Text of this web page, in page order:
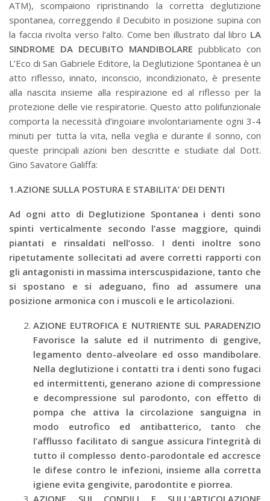
ATM), scompaiono ripristinando la corretta deglutizione
spontanea, correggendo il Decubito in posizione supina con
la faccia rivolta verso l’alto. Come ben illustrato dal libro LA
SINDROME DA DECUBITO MANDIBOLARE pubblicato con
L’Eco di San Gabriele Editore, la Deglutizione Spontanea è un
atto riflesso, innato, inconscio, incondizionato, è presente
alla nascita insieme alla respirazione ed al riflesso per la
protezione delle vie respiratorie. Questo atto polifunzionale
comporta la necessità d’ingoiare involontariamente ogni 3-4
minuti per tutta la vita, nella veglia e durante il sonno, con
queste principali azioni ben descritte e studiate dal Dott.
Gino Savatore Galiffa:
1.AZIONE SULLA POSTURA E STABILITA’ DEI DENTI
Ad ogni atto di Deglutizione Spontanea i denti sono
spinti verticalmente secondo l’asse maggiore, quindi
piantati e rinsaldati nell’osso. I denti inoltre sono
ripetutamente sollecitati ad avere corretti rapporti con
gli antagonisti in massima interscuspidazione, tanto che
si spostano e si adeguano, fino ad assumere una
posizione armonica con i muscoli e le articolazioni.
AZIONE EUTROFICA E NUTRIENTE SUL PARADENZIO
Favorisce la salute ed il nutrimento di gengive,
legamento dento-alveolare ed osso mandibolare.
Nella deglutizione i contatti tra i denti sono fugaci
ed intermittenti, generano azione di compressione
e decompressione sul parodonto, con effetto di
pompa che attiva la circolazione sanguigna in
modo eutrofico ed antibatterico, tanto che
l’afflusso facilitato di sangue assicura l’integrità di
tutto il complesso dento-parodontale ed accresce
le difese contro le infezioni, insieme alla corretta
igiene evita gengivite, parodontite e piorrea.